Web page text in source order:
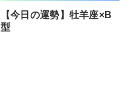
【今日の運勢】牡羊座×B
型